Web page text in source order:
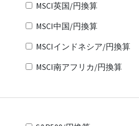
MSCI英国/円換算
MSCI中国/円換算
MSCIインドネシア/円換算
MSCI南アフリカ/円換算